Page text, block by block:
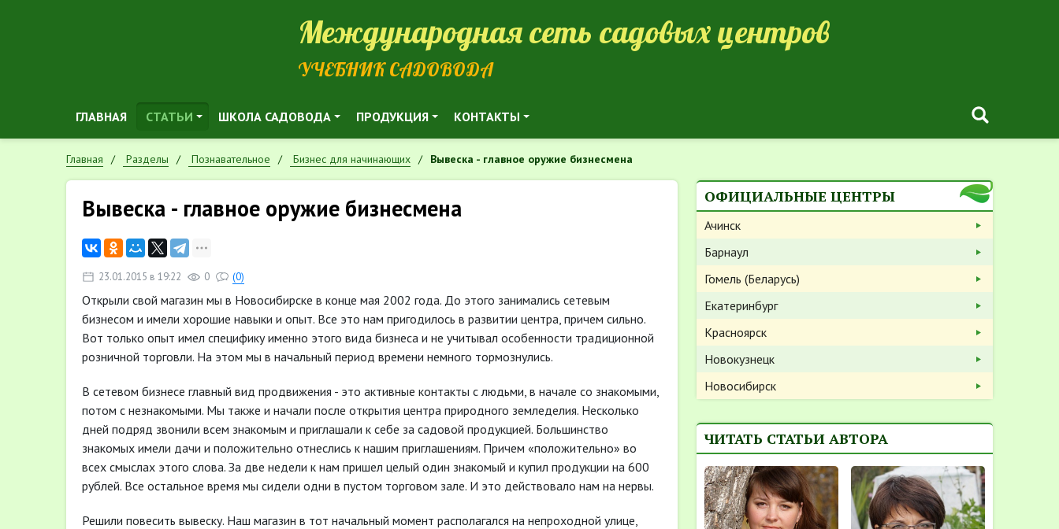
Международная сеть садовых центров
УЧЕБНИК САДОВОДА
ГЛАВНАЯ СТАТЬИ ШКОЛА САДОВОДА ПРОДУКЦИЯ КОНТАКТЫ
Главная Разделы Познавательное Бизнес для начинающих Вывеска - главное оружие бизнесмена
Вывеска - главное оружие бизнесмена
23.01.2015 в 19:22 0 (0)
Открыли свой магазин мы в Новосибирске в конце мая 2002 года. До этого занимались сетевым
бизнесом и имели хорошие навыки и опыт. Все это нам пригодилось в развитии центра, причем сильно.
Вот только опыт имел специфику именно этого вида бизнеса и не учитывал особенности традиционной
розничной торговли. На этом мы в начальный период времени немного тормознулись.
В сетевом бизнесе главный вид продвижения - это активные контакты с людьми, в начале со знакомыми,
потом с незнакомыми. Мы также и начали после открытия центра природного земледелия. Несколько
дней подряд звонили всем знакомым и приглашали к себе за садовой продукцией. Большинство
знакомых имели дачи и положительно отнеслись к нашим приглашениям. Причем «положительно» во
всех смыслах этого слова. За две недели к нам пришел целый один знакомый и купил продукции на 600
рублей. Все остальное время мы сидели одни в пустом торговом зале. И это действовало нам на нервы.
Решили повесить вывеску. Наш магазин в тот начальный момент располагался на непроходной улице,
ОФИЦИАЛЬНЫЕ ЦЕНТРЫ
Ачинск
Барнаул
Гомель (Беларусь)
Екатеринбург
Красноярск
Новокузнецк
Новосибирск
ЧИТАТЬ СТАТЬИ АВТОРА